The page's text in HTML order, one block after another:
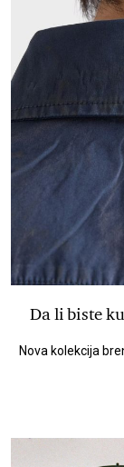
Da li biste
Nova kolekcija